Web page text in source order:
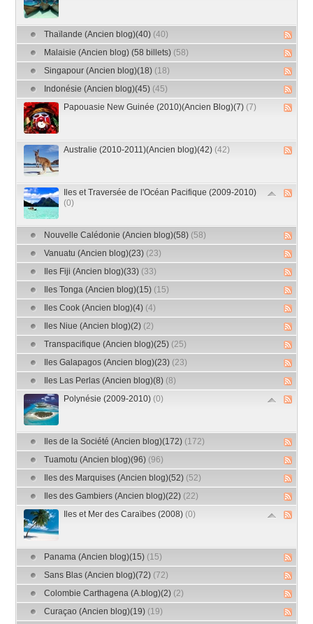
Thaïlande (Ancien blog)(40) (40)
Malaisie (Ancien blog) (58 billets) (58)
Singapour (Ancien blog)(18) (18)
Indonésie (Ancien blog)(45) (45)
Papouasie New Guinée (2010)(Ancien Blog)(7) (7)
Australie (2010-2011)(Ancien blog)(42) (42)
Iles et Traversée de l'Océan Pacifique (2009-2010)
(0)
Nouvelle Calédonie (Ancien blog)(58) (58)
Vanuatu (Ancien blog)(23) (23)
Iles Fiji (Ancien blog)(33) (33)
Iles Tonga (Ancien blog)(15) (15)
Iles Cook (Ancien blog)(4) (4)
Iles Niue (Ancien blog)(2) (2)
Transpacifique (Ancien blog)(25) (25)
Iles Galapagos (Ancien blog)(23) (23)
Iles Las Perlas (Ancien blog)(8) (8)
Polynésie (2009-2010) (0)
Iles de la Société (Ancien blog)(172) (172)
Tuamotu (Ancien blog)(96) (96)
Iles des Marquises (Ancien blog)(52) (52)
Iles des Gambiers (Ancien blog)(22) (22)
Iles et Mer des Caraïbes (2008) (0)
Panama (Ancien blog)(15) (15)
Sans Blas (Ancien blog)(72) (72)
Colombie Carthagena (A.blog)(2) (2)
Curaçao (Ancien blog)(19) (19)